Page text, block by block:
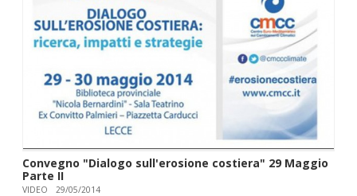
Convegno "Dialogo sull'erosione costiera" 29 Maggio
Parte II
VIDEO 29/05/2014